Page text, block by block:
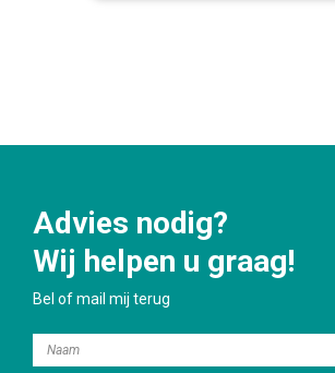
Advies nodig?
Wij helpen u graag!
Bel of mail mij terug